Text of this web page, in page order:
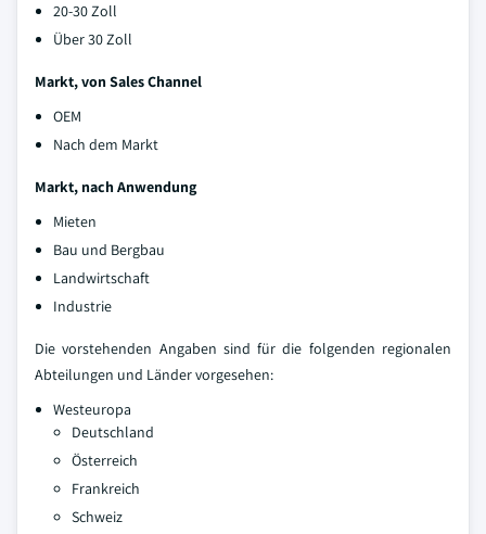
20-30 Zoll
Über 30 Zoll
Markt, von Sales Channel
OEM
Nach dem Markt
Markt, nach Anwendung
Mieten
Bau und Bergbau
Landwirtschaft
Industrie
Die vorstehenden Angaben sind für die folgenden regionalen
Abteilungen und Länder vorgesehen:
Westeuropa
Deutschland
Österreich
Frankreich
Schweiz